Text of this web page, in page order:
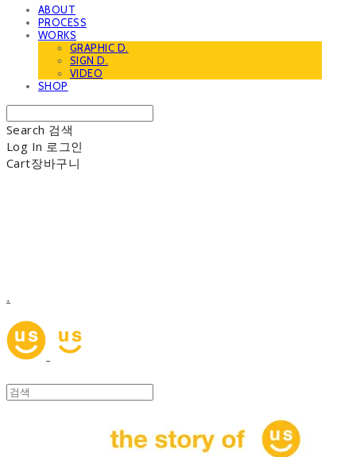
ABOUT
PROCESS
WORKS
GRAPHIC D.
SIGN D.
VIDEO
SHOP
Search 검색
Log In 로그인
Cart장바구니
.